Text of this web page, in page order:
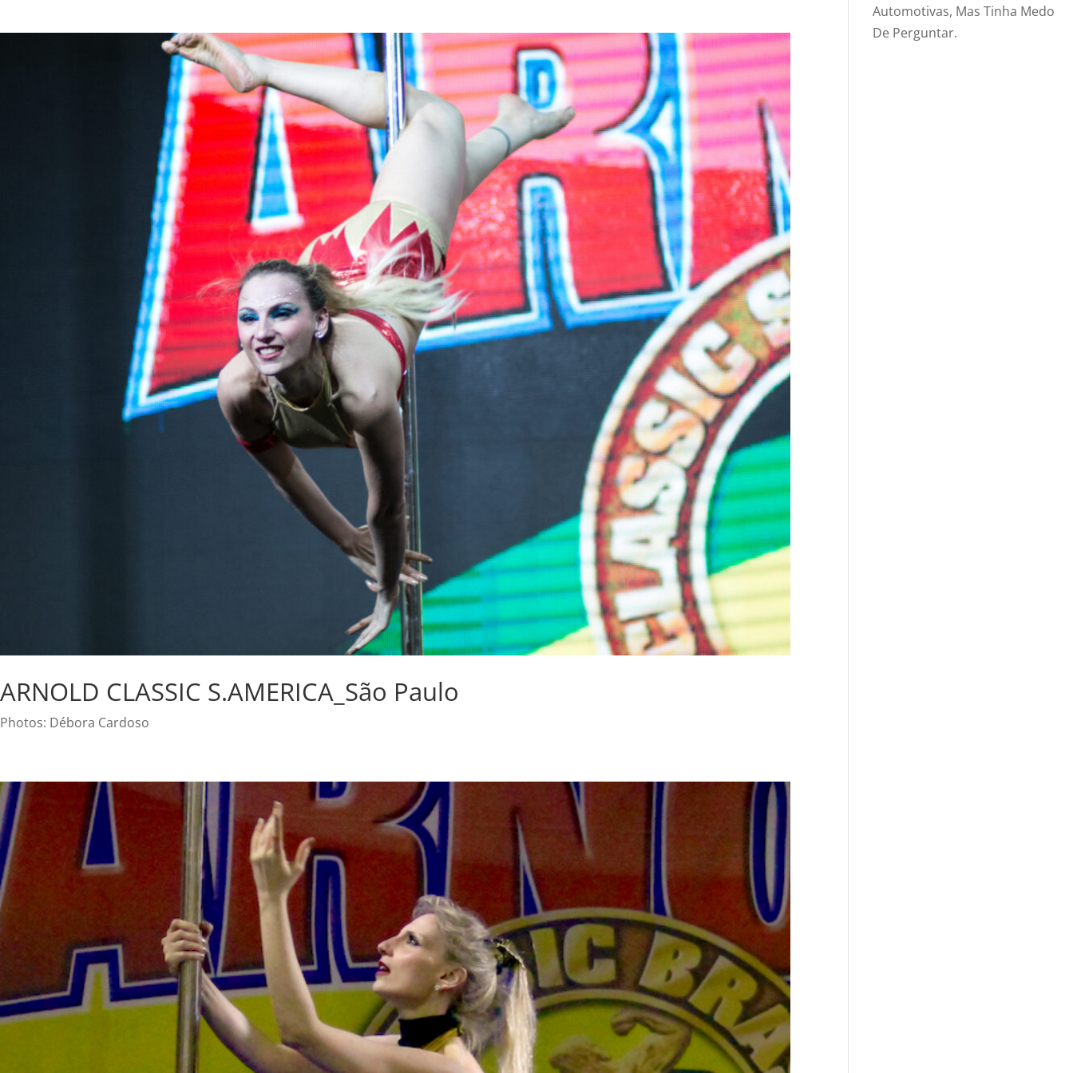
ARNOLD CLASSIC S.AMERICA_São Paulo
Photos: Débora Cardoso
Automotivas, Mas Tinha Medo
De Perguntar.